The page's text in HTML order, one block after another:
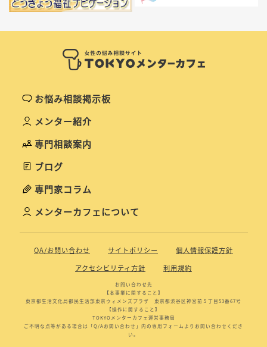
お悩み相談掲示板
メンター紹介
専門相談案内
ブログ
専門家コラム
メンターカフェについて
QA/お問い合わせ サイトポリシー
個人情報保護方針
アクセシビリティ方針
利用規約
お問い合わせ先
【本事業に関すること】
東京都生活文化局都民生活部東京ウィメンズプラザ 東京都渋谷区神宮前５丁目53番67号
【操作に関すること】
TOKYOメンターカフェ運営事務局
ご不明な点等がある場合は「Q/Aお問い合わせ」内の専用フォームよりお問い合わせくださ
い。